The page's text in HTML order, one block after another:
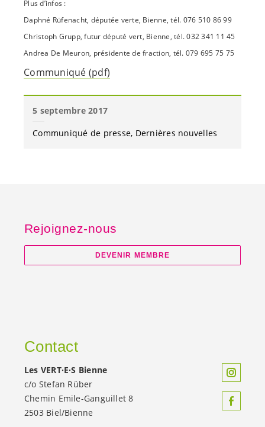
Plus d’infos :
Daphné Rüfenacht, députée verte, Bienne, tél. 076 510 86 99
Christoph Grupp, futur député vert, Bienne, tél. 032 341 11 45
Andrea De Meuron, présidente de fraction, tél. 079 695 75 75
Communiqué (pdf)
5 septembre 2017
Communiqué de presse Dernières nouvelles
Rejoignez-nous
DEVENIR MEMBRE
Contact
Les VERT·E·S Bienne
c/o Stefan Rüber
Chemin Emile-Ganguillet 8
2503 Biel/Bienne